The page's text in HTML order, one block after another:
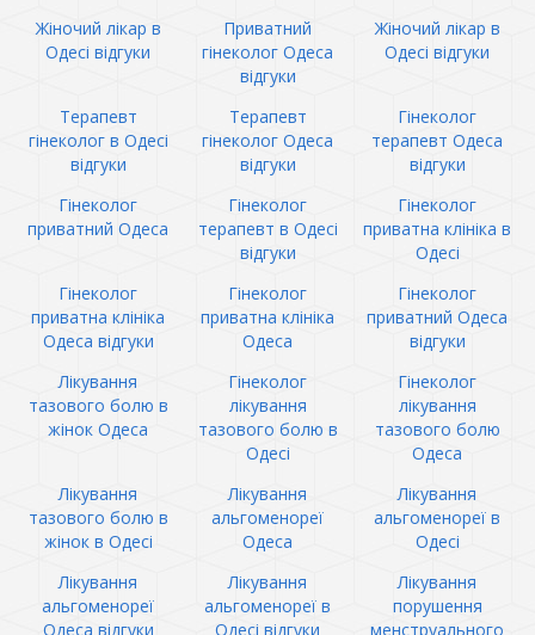
Жіночий лікар в
Одесі відгуки
Приватний
гінеколог Одеса
відгуки
Жіночий лікар в
Одесі відгуки
Терапевт
гінеколог в Одесі
відгуки
Терапевт
гінеколог Одеса
відгуки
Гінеколог
терапевт Одеса
відгуки
Гінеколог
приватний Одеса
Гінеколог
терапевт в Одесі
відгуки
Гінеколог
приватна клініка в
Одесі
Гінеколог
приватна клініка
Одеса відгуки
Гінеколог
приватна клініка
Одеса
Гінеколог
приватний Одеса
відгуки
Лікування
тазового болю в
жінок Одеса
Гінеколог
лікування
тазового болю в
Одесі
Гінеколог
лікування
тазового болю
Одеса
Лікування
тазового болю в
жінок в Одесі
Лікування
альгоменореї
Одеса
Лікування
альгоменореї в
Одесі
Лікування
альгоменореї
Одеса відгуки
Лікування
альгоменореї в
Одесі відгуки
Лікування
порушення
менструального